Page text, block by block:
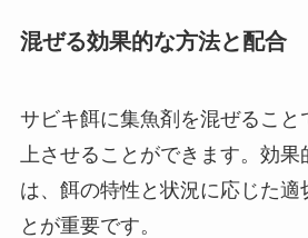
混ぜる効果的な方法と配合
サビキ餌に集魚剤を混ぜること
上させることができます。効
は、餌の特性と状況に応じた適
とが重要です。